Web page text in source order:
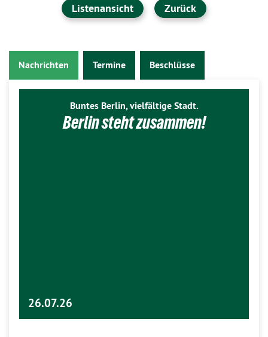
Listenansicht Zurück
Nachrichten Termine Beschlüsse
Buntes Berlin, vielfältige Stadt.
Berlin steht zusammen!
26.07.26